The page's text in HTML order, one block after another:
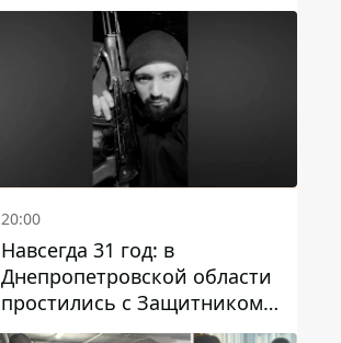
инструкция для водителей
20:00
Навсегда 31 год: в
Днепропетровской области
простились с Защитником
Александром Репиным